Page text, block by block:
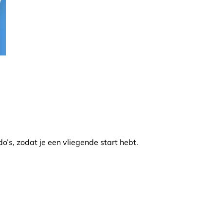
zodat je een vliegende start hebt.